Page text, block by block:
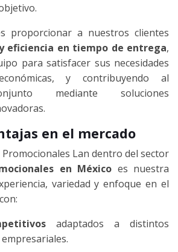
proporcionar a nuestros clientes
eficiencia en tiempo de entrega,
para satisfacer sus necesidades
y contribuyendo al
mediante soluciones
en el mercado
Lan dentro del sector
en México es nuestra
variedad y enfoque en el
adaptados a distintos